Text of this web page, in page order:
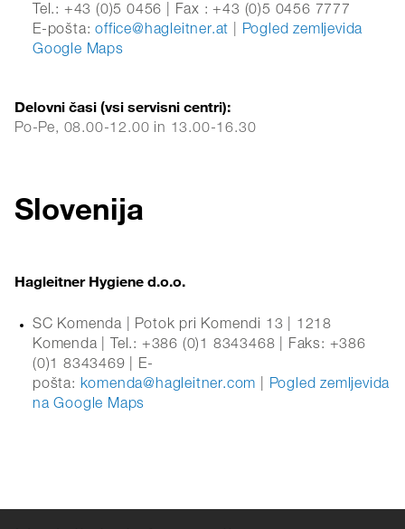
Tel.: +43 (0)5 0456 | Fax : +43 (0)5 0456 7777
E-pošta: office@hagleitner.at
Pogled zemljevida
Google Maps
Delovni časi (vsi servisni centri):
Po-Pe, 08.00-12.00 in 13.00-16.30
Slovenija
Hagleitner Hygiene d.o.o.
SC Komenda | Potok pri Komendi 13 | 1218
Komenda | Tel.: +386 (0)1 8343468 | Faks: +386
(0)1 8343469 | E-
pošta: komenda@hagleitner.com
Pogled zemljevida
na Google Maps